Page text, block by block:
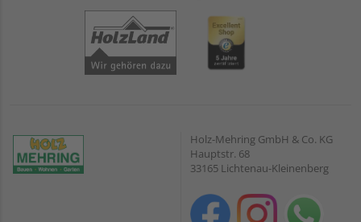
Holz-Mehring GmbH & Co. KG
Hauptstr. 68
33165 Lichtenau-Kleinenberg